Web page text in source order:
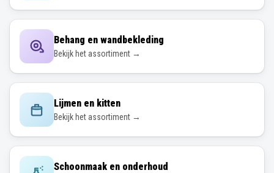
Behang en wandbekleding
Bekijk het assortiment →
Lijmen en kitten
Bekijk het assortiment →
Schoonmaak en onderhoud